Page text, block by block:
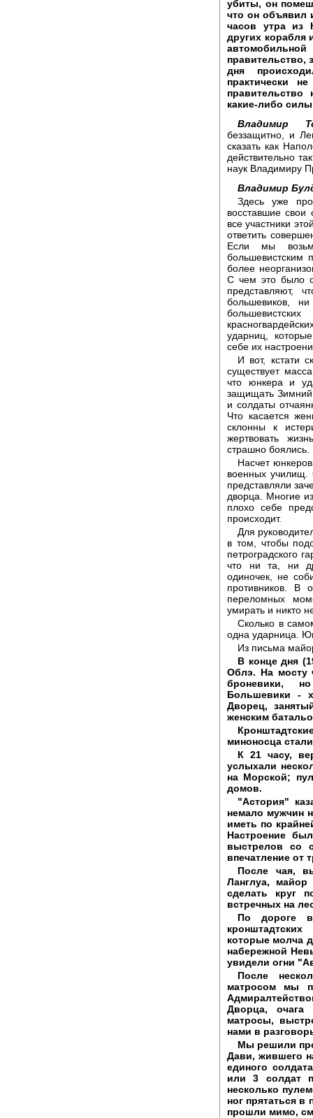
убиты, он
что он объявил
часов утра из
других корабля
правительство,
дня
практически
какие-либо
Владимир
беззащитно, и
сказать как
действительно
наук Владимиру
Владимир
Здесь уже
восставшие
все участники
ответить
Если мы
большевистским
более
С чем это было
представляют,
большевиков,
ударниц,
себе их
И вот, кстати
существует
что юнкера и
защищать Зимний
и солдаты
Что касается
склонны к
жертвовать
страшно боялись.
Насчет
военных училищ.
представляли
дворца. Многие
плохо себе
происходит.
Для
в том, чтобы
петроградского
что ни та, ни
одиночек, не
противников. В
переломных
умирать и никто
Сколько в
одна ударница.
Из письма
В конце дня
Облэ. На мосту
броневики,
Большевики -
Дворец,
женским
миноносца
К 21 часу,
услыхали
на Морской;
домов.
"Астория"
немало мужчин
иметь по
Настроение
выстрелов со
впечатление от
После чая,
Ланглуа,
сделать круг
встречных на
По дороге
которые молча
набережной
увидели огни
После
матросом мы
Дворца, очага
матросы,
нами в
Мы решили
Дави, жившего
единого
или 3 солдат
несколько
ног прятаться
прошли мимо,